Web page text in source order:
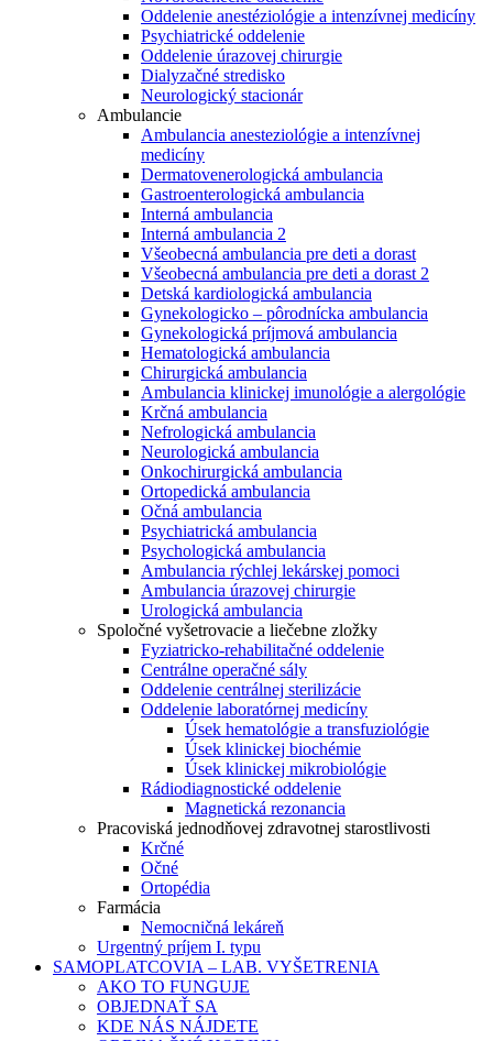
Oddelenie anestéziológie a intenzívnej medicíny
Psychiatrické oddelenie
Oddelenie úrazovej chirurgie
Dialyzačné stredisko
Neurologický stacionár
Ambulancie
Ambulancia anesteziológie a intenzívnej
medicíny
Dermatovenerologická ambulancia
Gastroenterologická ambulancia
Interná ambulancia
Interná ambulancia 2
Všeobecná ambulancia pre deti a dorast
Všeobecná ambulancia pre deti a dorast 2
Detská kardiologická ambulancia
Gynekologicko – pôrodnícka ambulancia
Gynekologická príjmová ambulancia
Hematologická ambulancia
Chirurgická ambulancia
Ambulancia klinickej imunológie a alergológie
Krčná ambulancia
Nefrologická ambulancia
Neurologická ambulancia
Onkochirurgická ambulancia
Ortopedická ambulancia
Očná ambulancia
Psychiatrická ambulancia
Psychologická ambulancia
Ambulancia rýchlej lekárskej pomoci
Ambulancia úrazovej chirurgie
Urologická ambulancia
Spoločné vyšetrovacie a liečebne zložky
Fyziatricko-rehabilitačné oddelenie
Centrálne operačné sály
Oddelenie centrálnej sterilizácie
Oddelenie laboratórnej medicíny
Úsek hematológie a transfuziológie
Úsek klinickej biochémie
Úsek klinickej mikrobiológie
Rádiodiagnostické oddelenie
Magnetická rezonancia
Pracoviská jednodňovej zdravotnej starostlivosti
Krčné
Očné
Ortopédia
Farmácia
Nemocničná lekáreň
Urgentný príjem I. typu
SAMOPLATCOVIA – LAB. VYŠETRENIA
AKO TO FUNGUJE
OBJEDNAŤ SA
KDE NÁS NÁJDETE